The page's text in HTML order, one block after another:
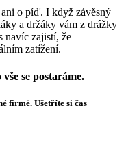
o píď. I když závěsný
a držáky vám z drážky
navíc zajistí, že
zatížení.
se postaráme.
firmě. Ušetříte si čas